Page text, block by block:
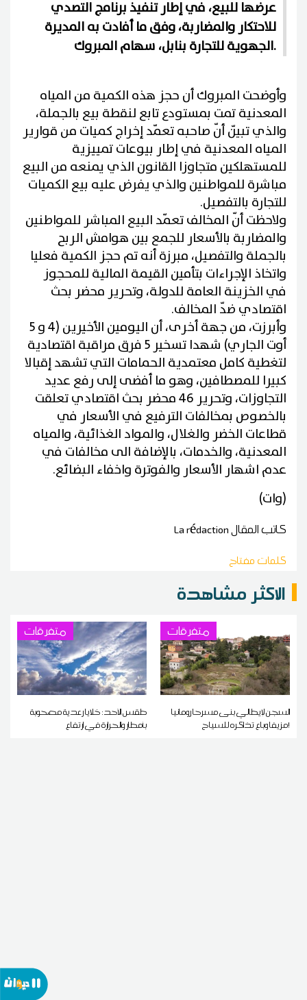
عرضها للبيع، في إطار تنفيذ برنامج التصدي
للاحتكار والمضاربة، وفق ما أفادت به المديرة
الجهوية للتجارة بنابل، سهام المبروك.
وأوضحت المبروك أن حجز هذه الكمية من المياه
المعدنية تمت بمستودع تابع لنقطة بيع بالجملة،
والذي تبيّن أنّ صاحبه تعمّد إخراج كميات من قوارير
المياه المعدنية في إطار بيوعات تمييزية
للمستهلكين متجاوزا القانون الذي يمنعه من البيع
مباشرة للمواطنين والذي يفرض عليه بيع الكميات
للتجارة بالتفصيل.
ولاحظت أنّ المخالف تعمّد البيع المباشر للمواطنين
والمضاربة بالأسعار للجمع بين هوامش الربح
بالجملة والتفصيل، مبرزة أنه تم حجز الكمية فعليا
واتخاذ الإجراءات بتأمين القيمة المالية للمحجوز
في الخزينة العامة للدولة، وتحرير محضر بحث
اقتصادي ضدّ المخالف.
وأبرزت، من جهة أخرى، أن اليومين الأخيرين (4 و 5
أوت الجاري) شهدا تسخير 5 فرق مراقبة اقتصادية
لتغطية كامل معتمدية الحمامات التي تشهد إقبالا
كبيرا للمصطافين، وهو ما أفضى إلى رفع عديد
التجاوزات، وتحرير 46 محضر بحث اقتصادي تعلقت
بالخصوص بمخالفات الترفيع في الأسعار في
قطاعات الخضر والغلال، والمواد الغذائية، والمياه
المعدنية، والخدمات، بالإضافة الى مخالفات في
عدم اشهار الأسعار والفوترة واخفاء البضائع.
(وات)
كاتب المقالLa rédaction
كلمات مفتاح
الاكثر مشاهدة
متفرقات
السجن لإيطالي بنى مسرحا رومانيا
مزيفا وباع تذاكره للسياح!
متفرقات
طقس الأحد: خلايا رعدية مصحوبة
بأمطار والحرارة في ارتفاع